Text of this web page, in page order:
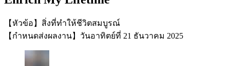
【หัวข้อ】สิ่งที่ทำให้ชีวิตสมบูรณ์
【กำหนดส่งผลงาน】วันอาทิตย์ที่ 21 ธันวาคม 2025